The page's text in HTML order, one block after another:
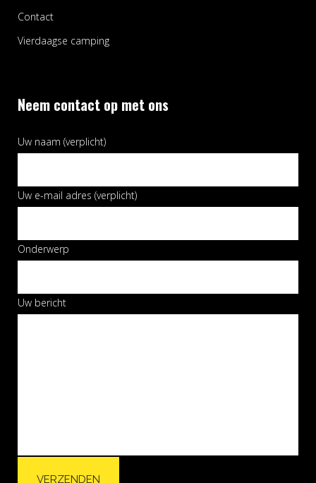
Contact
Vierdaagse camping
Neem contact op met ons
Uw naam (verplicht)
Uw e-mail adres (verplicht)
Onderwerp
Uw bericht